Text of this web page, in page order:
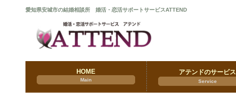
愛知県安城市の結婚相談所 婚活・恋活サポートサービスATTEND
HOME
Main
アテンドのサービス
Service